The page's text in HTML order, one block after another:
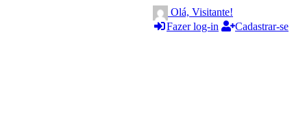
Olá, Visitante!
Fazer log-in
Cadastrar-se